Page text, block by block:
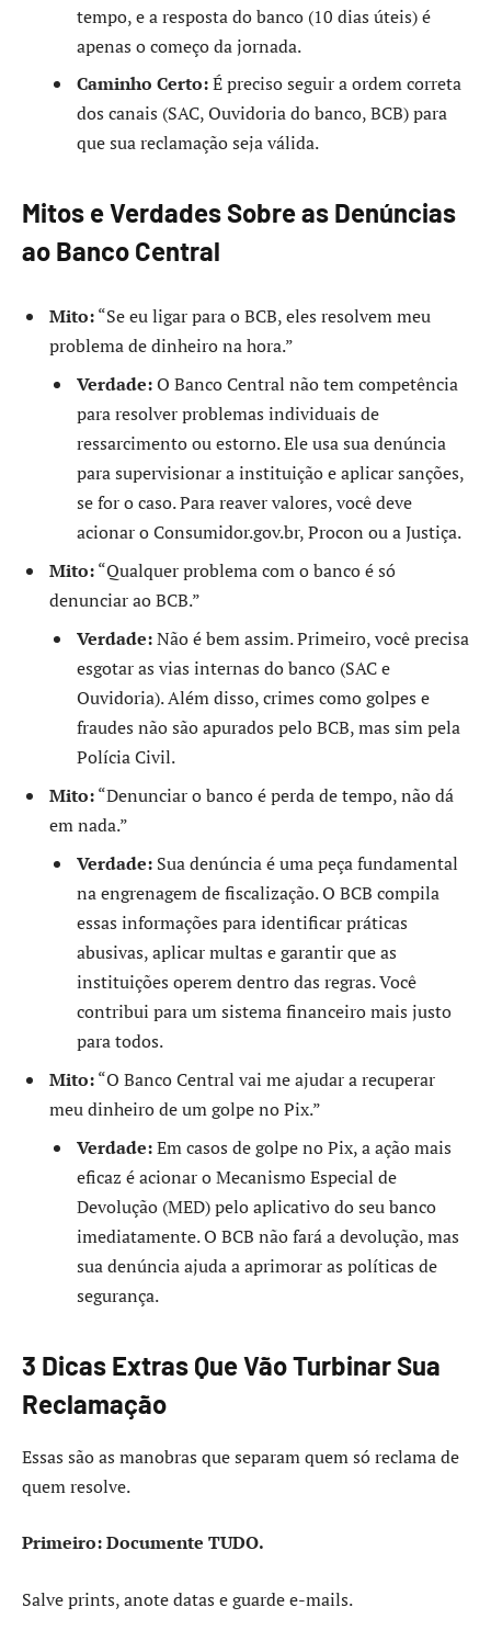
tempo, e a resposta do banco (10 dias úteis) é
apenas o começo da jornada.
Caminho Certo:É preciso seguir a ordem correta
dos canais (SAC, Ouvidoria do banco, BCB) para
que sua reclamação seja válida.
Mitos e Verdades Sobre as Denúncias
ao Banco Central
Mito:“Se eu ligar para o BCB, eles resolvem meu
problema de dinheiro na hora.”
Verdade:O Banco Central não tem competência
para resolver problemas individuais de
ressarcimento ou estorno. Ele usa sua denúncia
para supervisionar a instituição e aplicar sanções,
se for o caso. Para reaver valores, você deve
acionar o Consumidor.gov.br, Procon ou a Justiça.
Mito:“Qualquer problema com o banco é só
denunciar ao BCB.”
Verdade:Não é bem assim. Primeiro, você precisa
esgotar as vias internas do banco (SAC e
Ouvidoria). Além disso, crimes como golpes e
fraudes não são apurados pelo BCB, mas sim pela
Polícia Civil.
Mito:“Denunciar o banco é perda de tempo, não dá
em nada.”
Verdade: Sua denúncia é uma peça fundamental
na engrenagem de fiscalização. O BCB compila
essas informações para identificar práticas
abusivas, aplicar multas e garantir que as
instituições operem dentro das regras. Você
contribui para um sistema financeiro mais justo
para todos.
Mito:“O Banco Central vai me ajudar a recuperar
meu dinheiro de um golpe no Pix.”
Verdade:Em casos de golpe no Pix, a ação mais
eficaz é acionar o Mecanismo Especial de
Devolução (MED) pelo aplicativo do seu banco
imediatamente. O BCB não fará a devolução, mas
sua denúncia ajuda a aprimorar as políticas de
segurança.
3 Dicas Extras Que Vão Turbinar Sua
Reclamação
Essas são as manobras que separam quem só reclama de
quem resolve.
Primeiro: Documente TUDO.
Salve prints, anote datas e guarde e-mails.